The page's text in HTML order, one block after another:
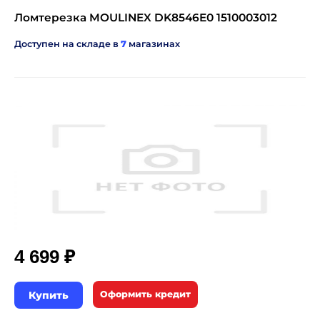
Ломтерезка MOULINEX DK8546E0 1510003012
Доступен на складе в 7 магазинах
4 699 ₽
Купить Оформить кредит